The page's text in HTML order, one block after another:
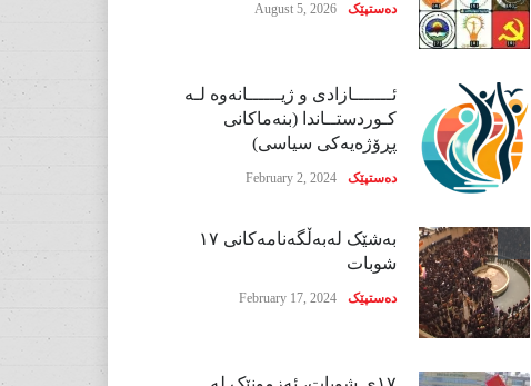
دەستپێک August 5, 2026
ئـــــــازادی و ژیــــــانەوە لـە
کـوردستــاندا (بنەماکانی
پڕۆژەیەکی سیاسی)
دەستپێک February 2, 2024
بەشێک لەبەڵگەنامەکانی ١٧
شوبات
دەستپێک February 17, 2024